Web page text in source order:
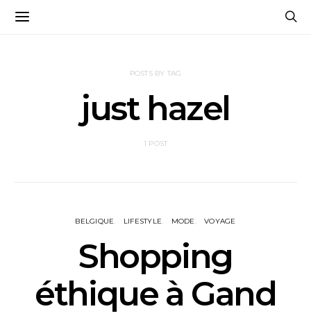
POSTS BY TAG
just hazel
1 POST
BELGIQUE LIFESTYLE MODE VOYAGE
Shopping
éthique à Gand